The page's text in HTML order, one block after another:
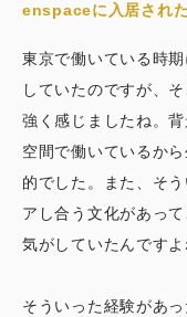
enspaceに入居され
東京で働いている時
していたのですが、
強く感じましたね。
空間で働いているか
的でした。また、そ
アし合う文化があっ
気がしていたんですよ
そういった経験があ